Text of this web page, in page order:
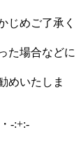
じめご了承く
た場合などに
めいたしま
-:+:-